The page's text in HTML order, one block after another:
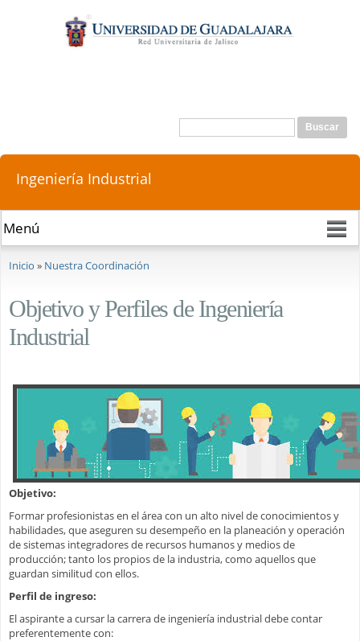
contenido
principal
Formulario de búsqueda
Buscar
Ingeniería Industrial
Inicio » Nuestra Coordinación
Objetivo y Perfiles de Ingeniería
Industrial
Objetivo:
Formar profesionistas en el área con un alto nivel de conocimientos y
habilidades, que aseguren su desempeño en la planeación y operación
de sistemas integradores de recursos humanos y medios de
producción; tanto los propios de la industria, como aquellos que
guardan similitud con ellos.
Perfil de ingreso:
El aspirante a cursar la carrera de ingeniería industrial debe contar
preferentemente con: